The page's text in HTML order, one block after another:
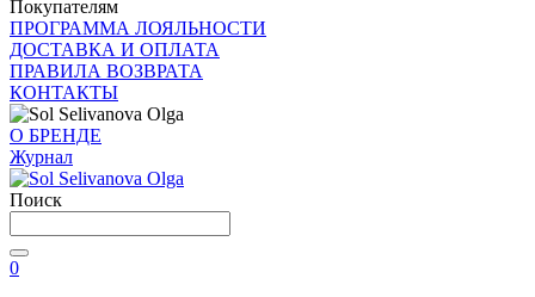
Покупателям
ПРОГРАММА ЛОЯЛЬНОСТИ
ДОСТАВКА И ОПЛАТА
ПРАВИЛА ВОЗВРАТА
КОНТАКТЫ
О БРЕНДЕ
Журнал
Поиск
0